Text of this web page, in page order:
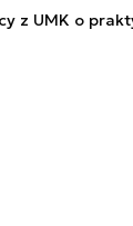
z UMK o